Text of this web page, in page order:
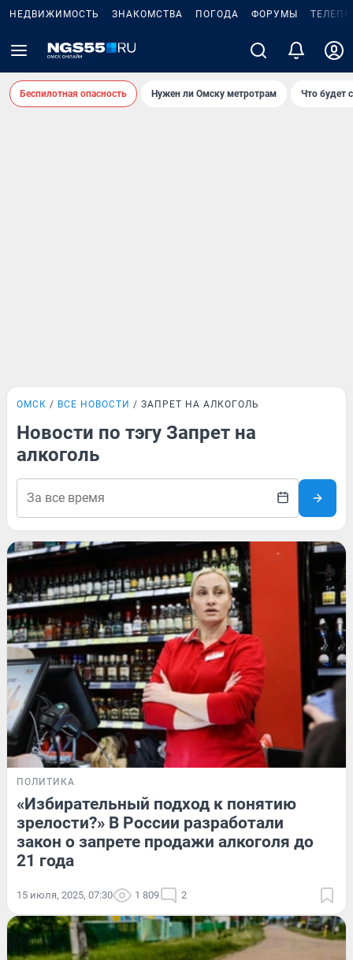
НЕДВИЖИМОСТЬ ЗНАКОМСТВА ПОГОДА ФОРУМЫ
Беспилотная опасность Нужен ли Омску метротрам Что будет
ОМСК ВСЕ НОВОСТИ ЗАПРЕТ НА АЛКОГОЛЬ
Новости по тэгу Запрет на
алкоголь
ПОЛИТИКА
«Избирательный подход к понятию
зрелости?» В России разработали
закон о запрете продажи алкоголя до
21 года
15 июля, 2025, 07:30 1 809 2